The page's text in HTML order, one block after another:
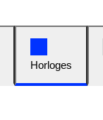
Horloges